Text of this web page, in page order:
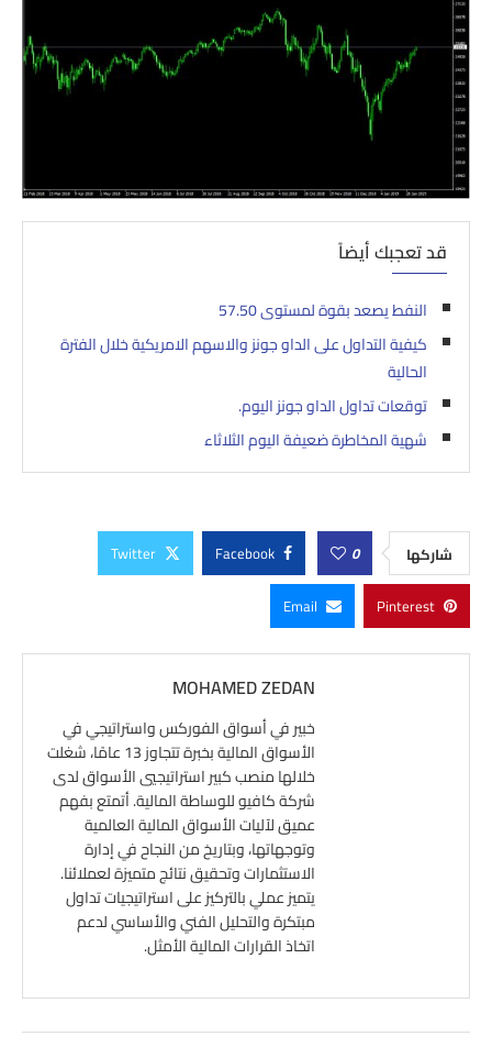
قد تعجبك أيضاً
النفط يصعد بقوة لمستوى 57.50
كيفية التداول على الداو جونز والاسهم الامريكية خلال الفترة
الحالية
توقعات تداول الداو جونز اليوم.
شهية المخاطرة ضعيفة اليوم الثلاثاء
شاركها 0
Facebook
Twitter
Pinterest
Email
MOHAMED ZEDAN
خبير في أسواق الفوركس واستراتيجي في
الأسواق المالية بخبرة تتجاوز 13 عامًا، شغلت
خلالها منصب كبير استراتيجيي الأسواق لدى
شركة كافيو للوساطة المالية. أتمتع بفهم
عميق لآليات الأسواق المالية العالمية
وتوجهاتها، وبتاريخ من النجاح في إدارة
الاستثمارات وتحقيق نتائج متميزة لعملائنا.
يتميز عملي بالتركيز على استراتيجيات تداول
مبتكرة والتحليل الفني والأساسي لدعم
اتخاذ القرارات المالية الأمثل.